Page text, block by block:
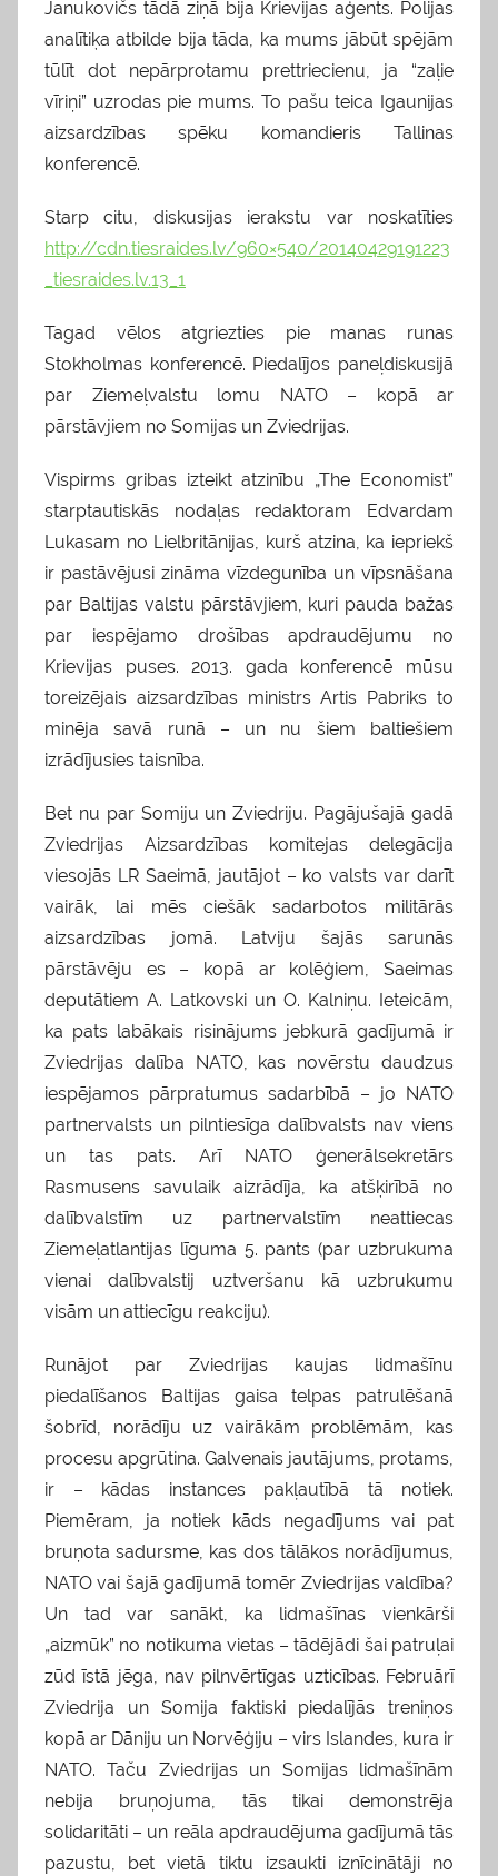
Janukovičs tādā ziņā bija Krievijas aģents. Polijas
analītiķa atbilde bija tāda, ka mums jābūt spējām
tūlīt dot nepārprotamu prettriecienu, ja “zaļie
vīriņi” uzrodas pie mums. To pašu teica Igaunijas
aizsardzības spēku komandieris Tallinas
konferencē.
Starp citu, diskusijas ierakstu var noskatīties
http://cdn.tiesraides.lv/960×540/20140429191223
_tiesraides.lv.13_1
Tagad vēlos atgriezties pie manas runas
Stokholmas konferencē. Piedalījos paneļdiskusijā
par Ziemeļvalstu lomu NATO – kopā ar
pārstāvjiem no Somijas un Zviedrijas.
Vispirms gribas izteikt atzinību „The Economist”
starptautiskās nodaļas redaktoram Edvardam
Lukasam no Lielbritānijas, kurš atzina, ka iepriekš
ir pastāvējusi zināma vīzdegunība un vīpsnāšana
par Baltijas valstu pārstāvjiem, kuri pauda bažas
par iespējamo drošības apdraudējumu no
Krievijas puses. 2013. gada konferencē mūsu
toreizējais aizsardzības ministrs Artis Pabriks to
minēja savā runā – un nu šiem baltiešiem
izrādījusies taisnība.
Bet nu par Somiju un Zviedriju. Pagājušajā gadā
Zviedrijas Aizsardzības komitejas delegācija
viesojās LR Saeimā, jautājot – ko valsts var darīt
vairāk, lai mēs ciešāk sadarbotos militārās
aizsardzības jomā. Latviju šajās sarunās
pārstāvēju es – kopā ar kolēģiem, Saeimas
deputātiem A. Latkovski un O. Kalniņu. Ieteicām,
ka pats labākais risinājums jebkurā gadījumā ir
Zviedrijas dalība NATO, kas novērstu daudzus
iespējamos pārpratumus sadarbībā – jo NATO
partnervalsts un pilntiesīga dalībvalsts nav viens
un tas pats. Arī NATO ģenerālsekretārs
Rasmusens savulaik aizrādīja, ka atšķirībā no
dalībvalstīm uz partnervalstīm neattiecas
Ziemeļatlantijas līguma 5. pants (par uzbrukuma
vienai dalībvalstij uztveršanu kā uzbrukumu
visām un attiecīgu reakciju).
Runājot par Zviedrijas kaujas lidmašīnu
piedalīšanos Baltijas gaisa telpas patrulēšanā
šobrīd, norādīju uz vairākām problēmām, kas
procesu apgrūtina. Galvenais jautājums, protams,
ir – kādas instances pakļautībā tā notiek.
Piemēram, ja notiek kāds negadījums vai pat
bruņota sadursme, kas dos tālākos norādījumus,
NATO vai šajā gadījumā tomēr Zviedrijas valdība?
Un tad var sanākt, ka lidmašīnas vienkārši
„aizmūk” no notikuma vietas – tādējādi šai patruļai
zūd īstā jēga, nav pilnvērtīgas uzticības. Februārī
Zviedrija un Somija faktiski piedalījās treniņos
kopā ar Dāniju un Norvēģiju – virs Islandes, kura ir
NATO. Taču Zviedrijas un Somijas lidmašīnām
nebija bruņojuma, tās tikai demonstrēja
solidaritāti – un reāla apdraudējuma gadījumā tās
pazustu, bet vietā tiktu izsaukti iznīcinātāji no